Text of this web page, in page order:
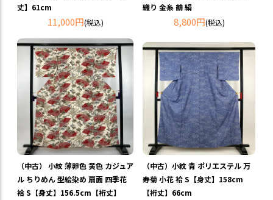
丈】61cm
11,000円(税込)
織り 金糸 鶴 絹
8,800円(税込)
（中古） 小紋 薄卵色 黄色 カジュア
ル ちりめん 型絵染め 扇面 四季花
袷 S【身丈】156.5cm【裄丈】
（中古）小紋 青 ポリエステル 万
寿菊 小花 袷 S【身丈】158cm
【裄丈】66cm